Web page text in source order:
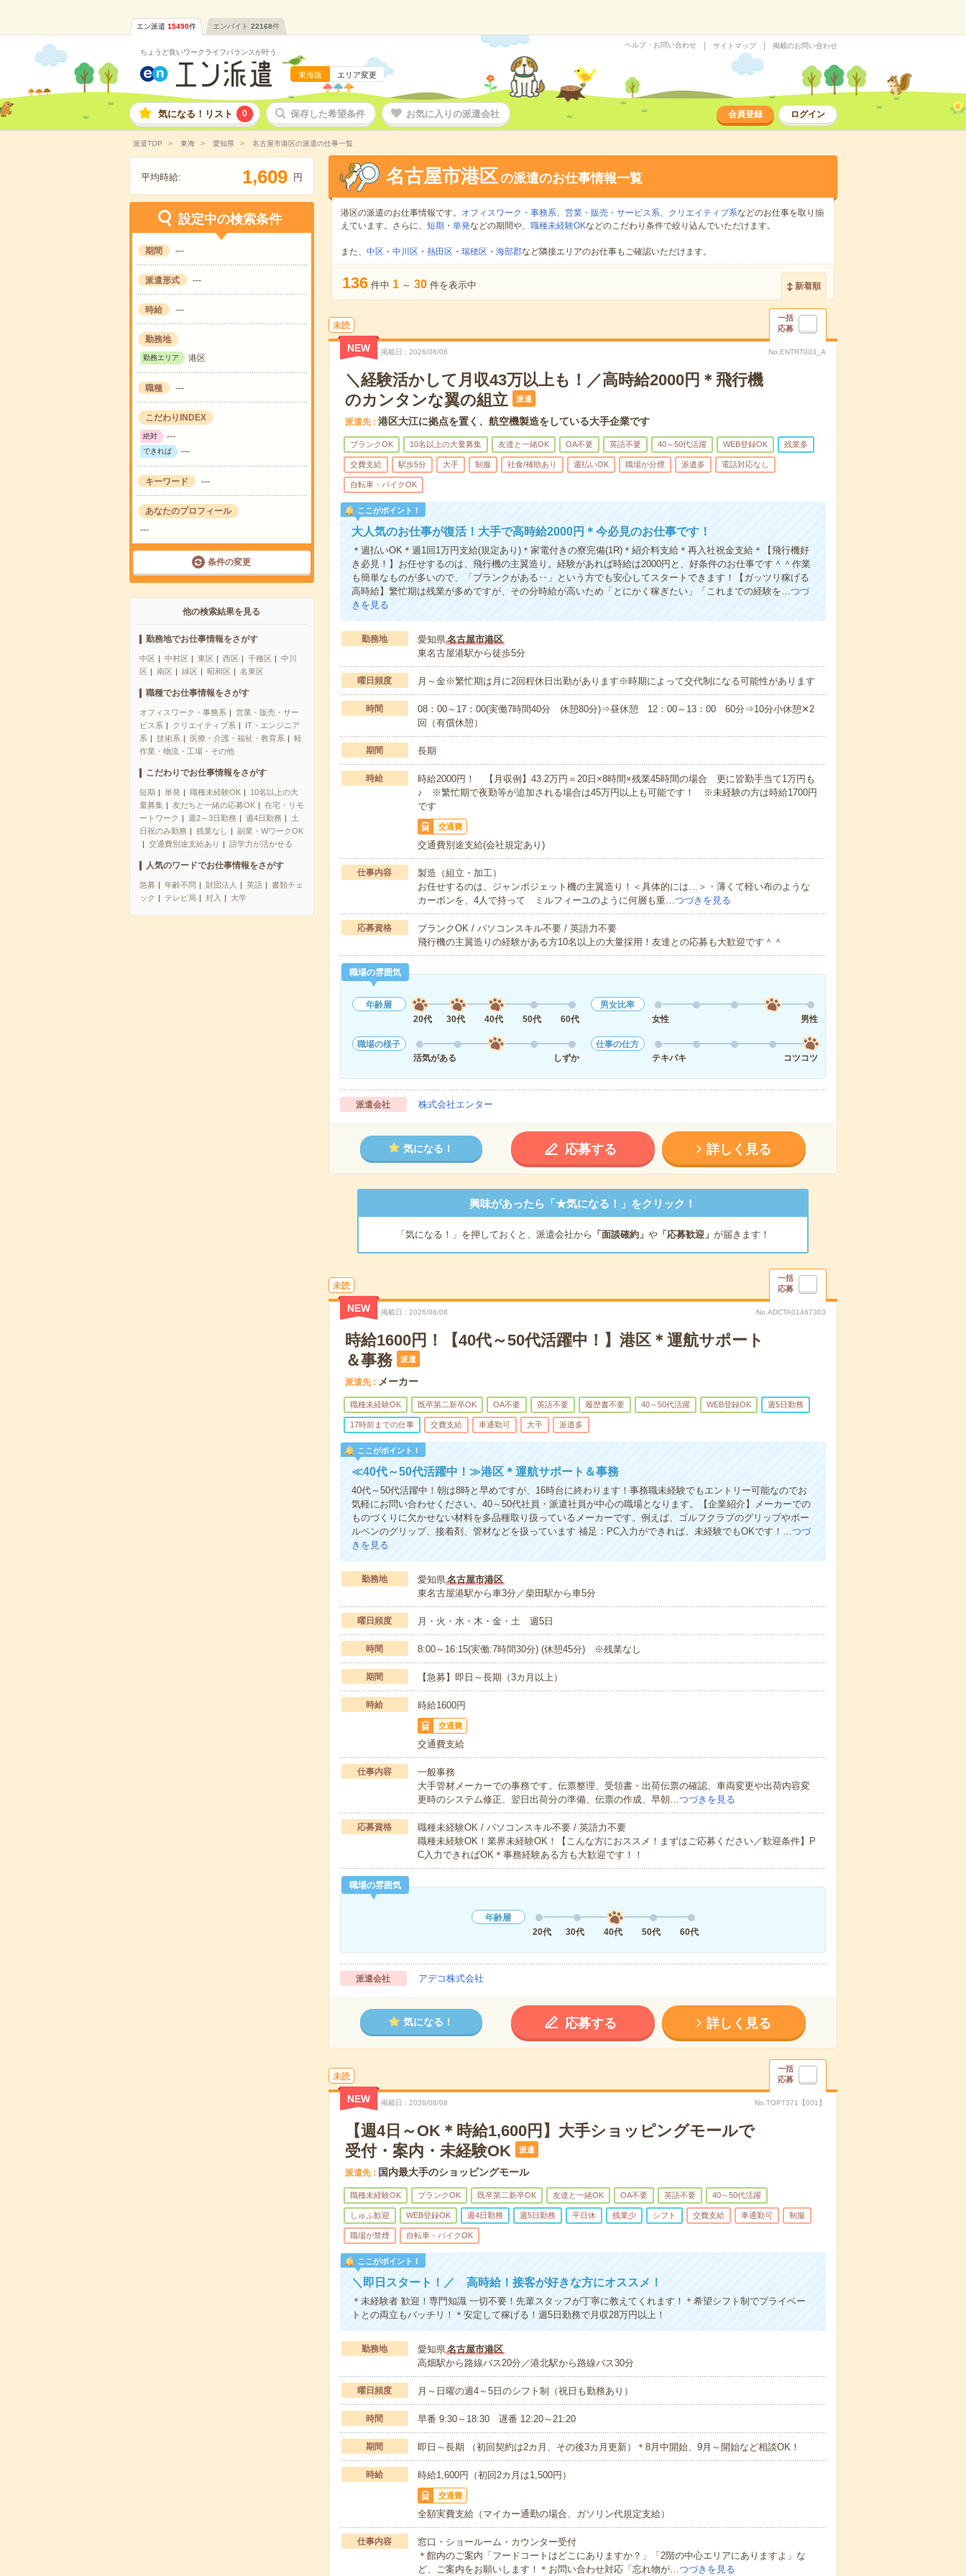
エン派遣 15490件 エンバイト 22168件
ちょうど良いワークライフバランスが叶う
東海版 エリア変更
ヘルプ・お問い合わせ サイトマップ 掲載のお問い合わせ
気になる！リスト 0 保存した希望条件 お気に入りの派遣会社 会員登録 ログイン
派遣TOP 東海 愛知県 名古屋市港区の派遣の仕事一覧
平均時給: 1,609 円
設定中の検索条件
期間 ---
派遣形式 ---
時給 ---
勤務地
勤務エリア 港区
職種 ---
こだわりINDEX
絶対 ---
できれば ---
キーワード ---
あなたのプロフィール
---
条件の変更
他の検索結果を見る
勤務地でお仕事情報をさがす
中区 中村区 東区 西区 千種区
中川
区
南区 緑区 昭和区 名東区
職種でお仕事情報をさがす
オフィスワーク・事務系
営業・販売・サー
ビス系
クリエイティブ系
IT・エンジニア
系
技術系 医療・介護・福祉・教育系
軽
作業・物流・工場・その他
こだわりでお仕事情報をさがす
短期 単発 職種未経験OK
10名以上の大
量募集
友だちと一緒の応募OK
在宅・リモ
ートワーク
週2～3日勤務 週4日勤務
土
日祝のみ勤務
残業なし
副業・WワークOK
交通費別途支給あり
語学力が活かせる
人気のワードでお仕事情報をさがす
急募 年齢不問 財団法人 英語
書類チェ
ック
テレビ局 封入 大学
名古屋市港区の派遣のお仕事情報一覧
港区の派遣のお仕事情報です。 オフィスワーク・事務系、 営業・販売・サービス系、 クリエイティブ系などのお仕事を取り揃
えています。さらに、 短期 ・ 単発などの期間や、 職種未経験OKなどのこだわり条件で絞り込んでいただけます。
また、 中区 ・ 中川区 ・ 熱田区 ・ 瑞穂区 ・ 海部郡など隣接エリアのお仕事もご確認いただけます。
136 件中 1 ～ 30 件を表示中 新着順
未読
一括
応募
NEW 掲載日 2026/08/08 No.ENTRT003_A
＼経験活かして月収43万以上も！／高時給2000円＊飛行機
のカンタンな翼の組立
派遣
派遣先 港区大江に拠点を置く、航空機製造をしている大手企業です
ブランクOK 10名以上の大量募集 友達と一緒OK OA不要 英語不要 40～50代活躍 WEB登録OK 残業多
交費支給 駅歩5分 大手 制服 社食/補助あり 週払いOK 職場が分煙 派遣多 電話対応なし
自転車・バイクOK
ここがポイント！
大人気のお仕事が復活！大手で高時給2000円＊今必見のお仕事です！
＊週払いOK＊週1回1万円支給(規定あり)＊家電付きの寮完備(1R)＊紹介料支給＊再入社祝金支給＊【飛行機好
き必見！】お任せするのは、飛行機の主翼造り。経験があれば時給は2000円と、好条件のお仕事です＾＾作業
も簡単なものが多いので、「ブランクがある‥」という方でも安心してスタートできます！【ガッツリ稼げる
高時給】繁忙期は残業が多めですが、その分時給が高いため「とにかく稼ぎたい」「これまでの経験を…つづ
きを見る
勤務地 愛知県名古屋市港区
東名古屋港駅から徒歩5分
曜日頻度 月～金※繁忙期は月に2回程休日出勤があります※時期によって交代制になる可能性があります
時間
08：00～17：00(実働7時間40分 休憩80分)⇒昼休憩 12：00～13：00 60分⇒10分小休憩✕2
回（有償休憩）
期間 長期
時給
時給2000円！ 【月収例】43.2万円＝20日×8時間×残業45時間の場合 更に皆勤手当て1万円も
♪ ※繁忙期で夜勤等が追加される場合は45万円以上も可能です！ ※未経験の方は時給1700円
です
交通費
交通費別途支給(会社規定あり)
仕事内容
製造（組立・加工）
お任せするのは、ジャンボジェット機の主翼造り！＜具体的には…＞・薄くて軽い布のような
カーボンを、4人で持って ミルフィーユのように何層も重…つづきを見る
応募資格
ブランクOK / パソコンスキル不要 / 英語力不要
飛行機の主翼造りの経験がある方10名以上の大量採用！友達との応募も大歓迎です＾＾
職場の雰囲気
年齢層
20代
30代 40代 50代 60代
男女比率
女性
男性
職場の様子
活気がある
しずか
仕事の仕方
テキパキ
コツコツ
派遣会社 株式会社エンター
気になる！ 応募する 詳しく見る
興味があったら「★気になる！」をクリック！
「気になる！」を押しておくと、派遣会社から 「面談確約」 や「応募歓迎」 が届きます！
未読
一括
応募
NEW 掲載日 2026/08/08 No.ADCTA01467303
時給1600円！【40代～50代活躍中！】港区＊運航サポート
＆事務
派遣
派遣先 メーカー
職種未経験OK 既卒第二新卒OK OA不要 英語不要 履歴書不要 40～50代活躍 WEB登録OK 週5日勤務
17時前までの仕事 交費支給 車通勤可 大手 派遣多
ここがポイント！
≪40代～50代活躍中！≫港区＊運航サポート＆事務
40代～50代活躍中！朝は8時と早めですが、16時台に終わります！事務職未経験でもエントリー可能なのでお
気軽にお問い合わせください。40～50代社員・派遣社員が中心の職場となります。【企業紹介】メーカーでの
ものづくりに欠かせない材料を多品種取り扱っているメーカーです。例えば、ゴルフクラブのグリップやボー
ルペンのグリップ、接着剤、管材などを扱っています 補足：PC入力ができれば、未経験でもOKです！…つづ
きを見る
勤務地 愛知県名古屋市港区
東名古屋港駅から車3分／柴田駅から車5分
曜日頻度 月・火・水・木・金・土 週5日
時間 8:00～16:15(実働:7時間30分) (休憩45分) ※残業なし
期間 【急募】即日～長期（3カ月以上）
時給 時給1600円
交通費
交通費支給
仕事内容
一般事務
大手管材メーカーでの事務です。伝票整理、受領書・出荷伝票の確認、車両変更や出荷内容変
更時のシステム修正、翌日出荷分の準備、伝票の作成、早朝…つづきを見る
応募資格
職種未経験OK / パソコンスキル不要 / 英語力不要
職種未経験OK！業界未経験OK！【こんな方におススメ！まずはご応募ください／歓迎条件】P
C入力できればOK＊事務経験ある方も大歓迎です！！
職場の雰囲気
年齢層
20代
30代 40代 50代 60代
派遣会社 アデコ株式会社
気になる！ 応募する 詳しく見る
未読
一括
応募
NEW 掲載日 2026/08/08 No.TOPT371【001】
【週4日～OK＊時給1,600円】大手ショッピングモールで
受付・案内・未経験OK
派遣
派遣先 国内最大手のショッピングモール
職種未経験OK ブランクOK 既卒第二新卒OK 友達と一緒OK OA不要 英語不要 40～50代活躍
しゅふ歓迎 WEB登録OK 週4日勤務 週5日勤務 平日休 残業少 シフト 交費支給 車通勤可 制服
職場が禁煙 自転車・バイクOK
ここがポイント！
＼即日スタート！／ 高時給！接客が好きな方にオススメ！
＊未経験者 歓迎！専門知識 一切不要！先輩スタッフが丁寧に教えてくれます！＊希望シフト制でプライベー
トとの両立もバッチリ！＊安定して稼げる！週5日勤務で月収28万円以上！
勤務地 愛知県 名古屋市港区
高畑駅から路線バス20分／港北駅から路線バス30分
曜日頻度 月～日曜の週4～5日のシフト制（祝日も勤務あり）
時間 早番 9:30～18:30 遅番 12:20～21:20
期間 即日～長期 （初回契約は2カ月、その後3カ月更新）＊8月中開始、9月～開始など相談OK！
時給 時給1,600円（初回2カ月は1,500円）
交通費
全額実費支給（マイカー通勤の場合、ガソリン代規定支給）
仕事内容
窓口・ショールーム・カウンター受付
＊館内のご案内「フードコートはどこにありますか？」「2階の中心エリアにありますよ」な
ど、ご案内をお願いします！＊お問い合わせ対応「忘れ物が… つづきを見る